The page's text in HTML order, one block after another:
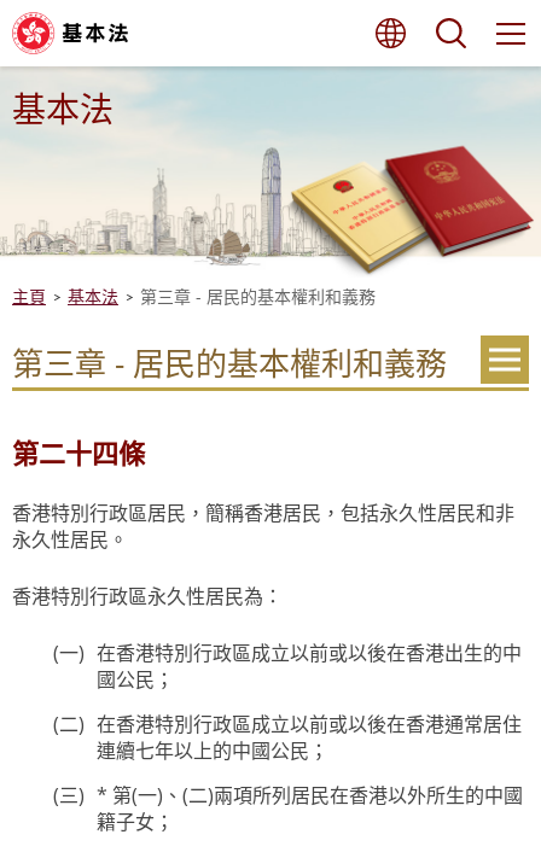
至
內
容
開
始
語言
基本法
主頁 基本法 第三章 - 居民的基本權利和義務
第三章 - 居民的基本權利和義務
第二十四條
香港特別行政區居民，簡稱香港居民，包括永久性居民和非
永久性居民。
香港特別行政區永久性居民為：
在香港特別行政區成立以前或以後在香港出生的中
國公民；
在香港特別行政區成立以前或以後在香港通常居住
連續七年以上的中國公民；
* 第(一)、(二)兩項所列居民在香港以外所生的中國
籍子女；